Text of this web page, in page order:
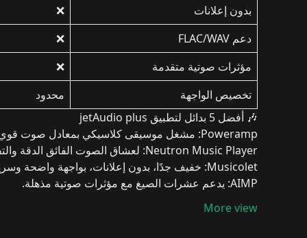
بدون إعلانات
❌
دعم FLAC/WAV
❌
مؤثرات صوتية متقدمة
❌
تخصيص الواجهة
محدود
🎶 أفضل 5 بدائل لتطبيق jetAudio plus
Poweramp: مشغل موسيقى كلاسيكي بمعادل صوت
Neutron Music Player: لعشاق الصوت الفائق الدقة
Musicolet: خفيف جدًا، بدون إعلانات، بواجهة واضحة
AIMP: يدعم عشرات الصيغ مع مؤثرات صوتية مذهلة.
الخلاصة
More view